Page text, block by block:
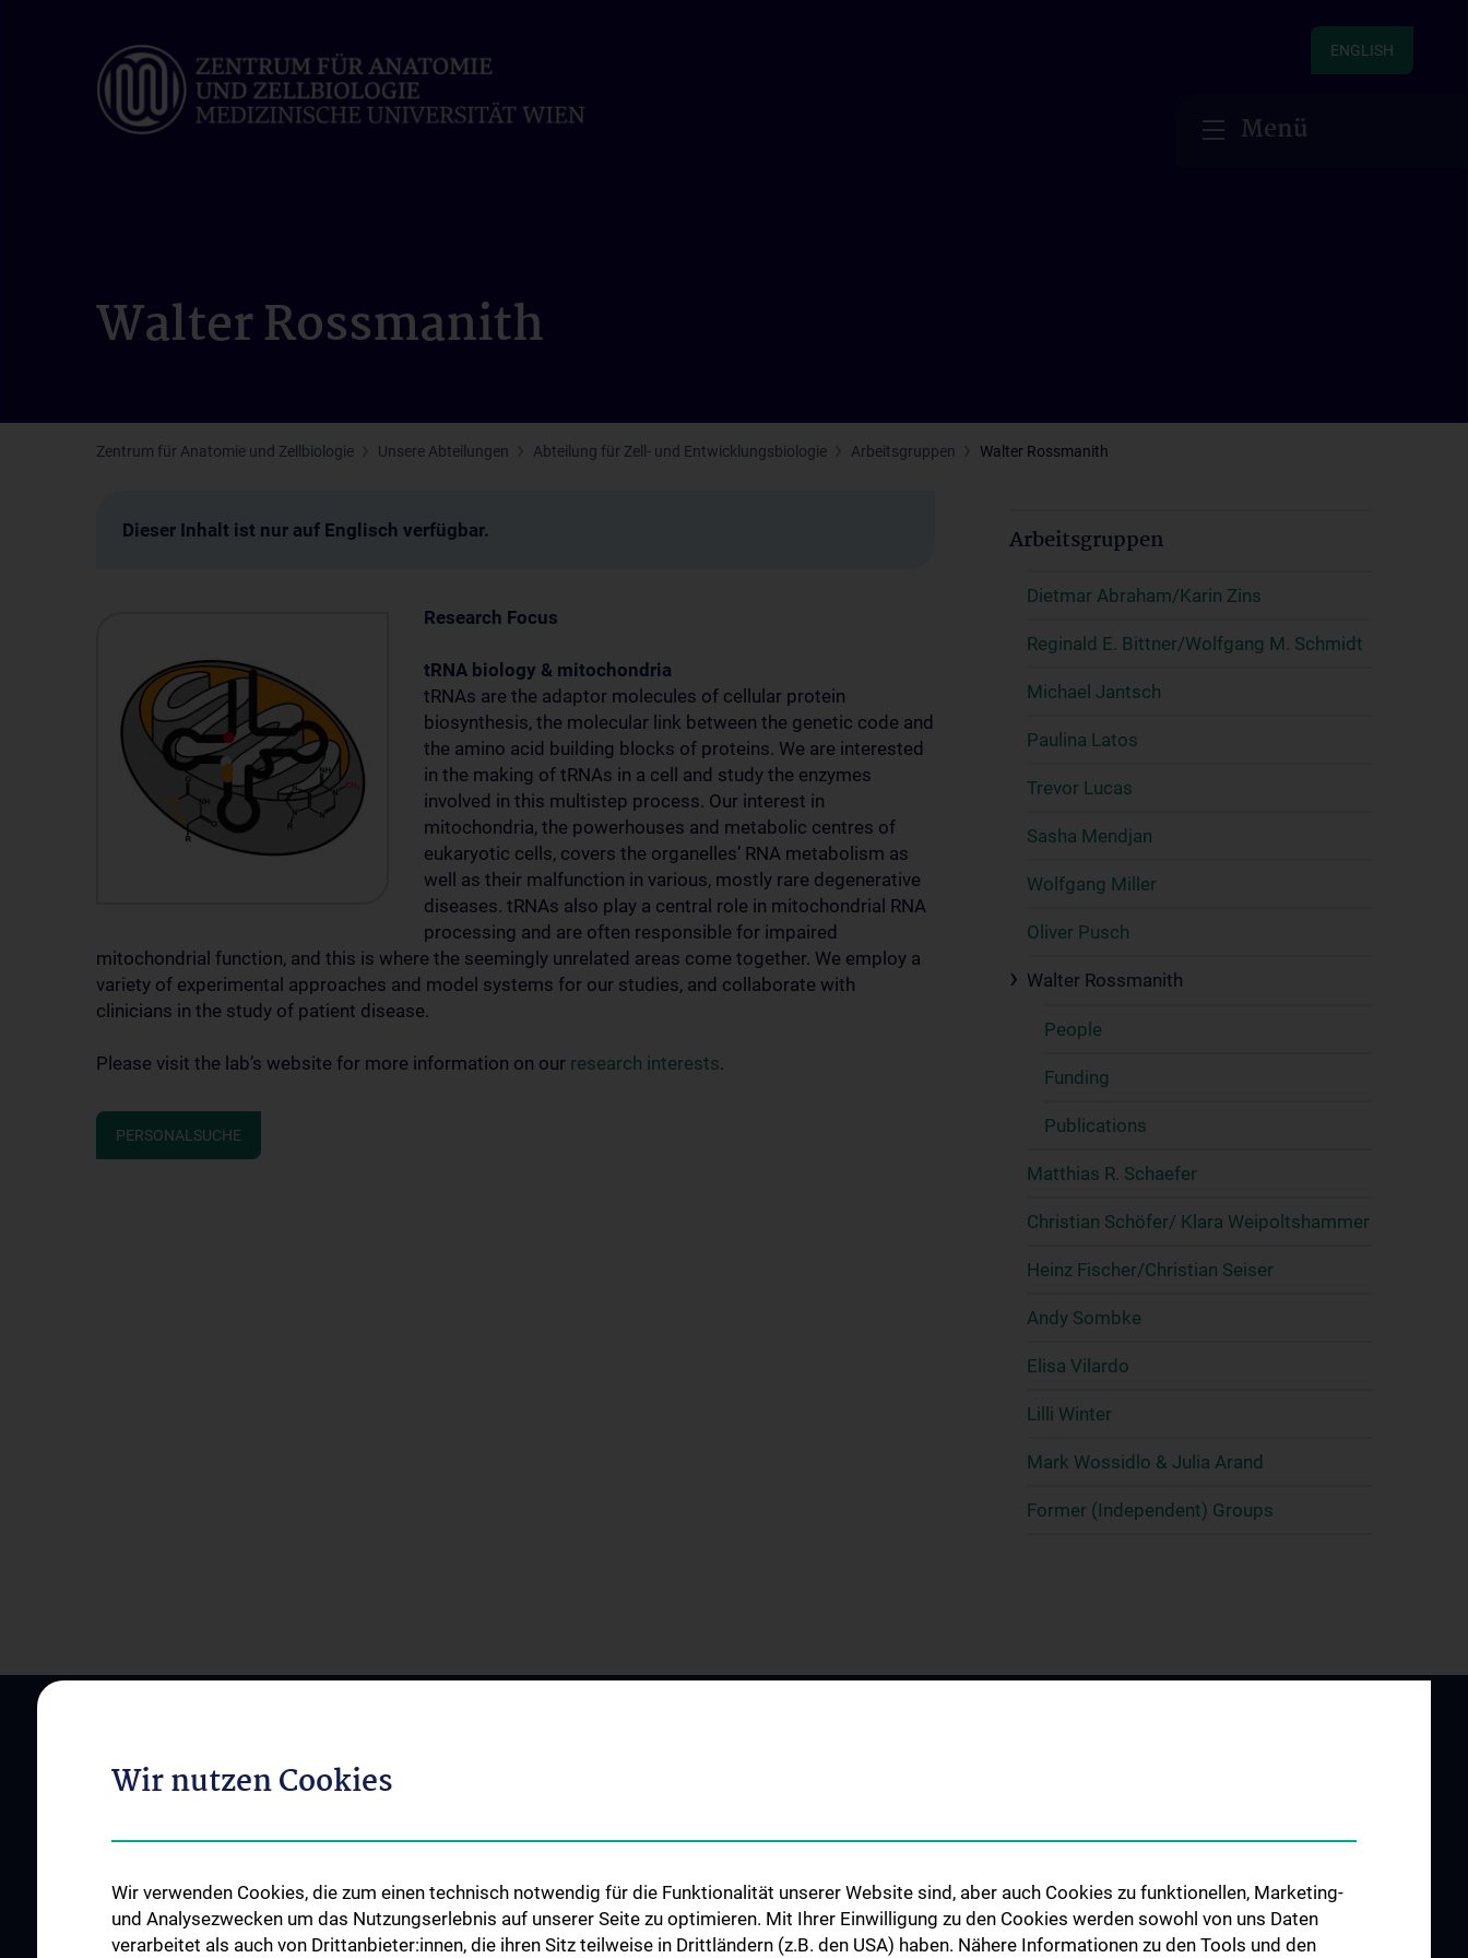
ENGLISH
Menü
Walter Rossmanith
Zentrum für Anatomie und Zellbiologie Unsere Abteilungen Abteilung für Zell- und Entwicklungsbiologie Arbeitsgruppen Walter Rossmanith
Dieser Inhalt ist nur auf Englisch verfügbar.
Research Focus
tRNA biology & mitochondria
tRNAs are the adaptor molecules of cellular protein
biosynthesis, the molecular link between the genetic code and
the amino acid building blocks of proteins. We are interested
in the making of tRNAs in a cell and study the enzymes
involved in this multistep process. Our interest in
mitochondria, the powerhouses and metabolic centres of
eukaryotic cells, covers the organelles’ RNA metabolism as
well as their malfunction in various, mostly rare degenerative
diseases. tRNAs also play a central role in mitochondrial RNA
processing and are often responsible for impaired
mitochondrial function, and this is where the seemingly unrelated areas come together. We employ a
variety of experimental approaches and model systems for our studies, and collaborate with
clinicians in the study of patient disease.
Please visit the lab’s website for more information on our research interests.
PERSONALSUCHE
Arbeitsgruppen
Dietmar Abraham/Karin Zins
Reginald E. Bittner/Wolfgang M. Schmidt
Michael Jantsch
Paulina Latos
Trevor Lucas
Sasha Mendjan
Wolfgang Miller
Oliver Pusch
Walter Rossmanith
People
Funding
Publications
Matthias R. Schaefer
Christian Schöfer/ Klara Weipoltshammer
Heinz Fischer/Christian Seiser
Andy Sombke
Elisa Vilardo
Lilli Winter
Mark Wossidlo & Julia Arand
Former (Independent) Groups
ÜBER UNS
Zentrumsleitungen
UNSERE ABTEILUNGEN
Abteilung für Anatomie
WISSENSCHAFT &
FORSCHUNG
STUDIUM, AUS- UND
WEITERBILDUNG
ZU DEN OFFENEN
STELLEN
Wir nutzen Cookies
Wir verwenden Cookies, die zum einen technisch notwendig für die Funktionalität unserer Website sind, aber auch Cookies zu funktionellen, Marketing-
und Analysezwecken um das Nutzungserlebnis auf unserer Seite zu optimieren. Mit Ihrer Einwilligung zu den Cookies werden sowohl von uns Daten
verarbeitet als auch von Drittanbieter:innen, die ihren Sitz teilweise in Drittländern (z.B. den USA) haben. Nähere Informationen zu den Tools und den